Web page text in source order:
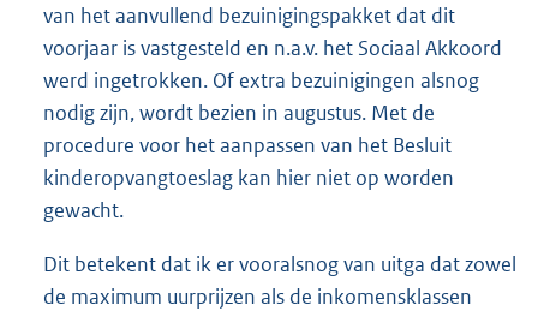
van het aanvullend bezuinigingspakket dat dit
voorjaar is vastgesteld en n.a.v. het Sociaal Akkoord
werd ingetrokken. Of extra bezuinigingen alsnog
nodig zijn, wordt bezien in augustus. Met de
procedure voor het aanpassen van het Besluit
kinderopvangtoeslag kan hier niet op worden
gewacht.
Dit betekent dat ik er vooralsnog van uitga dat zowel
de maximum uurprijzen als de inkomensklassen